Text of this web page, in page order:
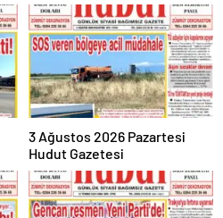
3 Ağustos 2026 Pazartesi
Hudut Gazetesi